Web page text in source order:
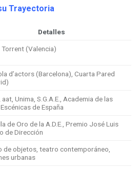
Trayectoria
Detalles
(Valencia)
d’actors (Barcelona), Cuarta Pared
aat, Unima, S.G.A.E., Academia de las
de España
de Oro de la A.D.E., Premio José Luis
de Dirección
de objetos, teatro contemporáneo,
urbanas